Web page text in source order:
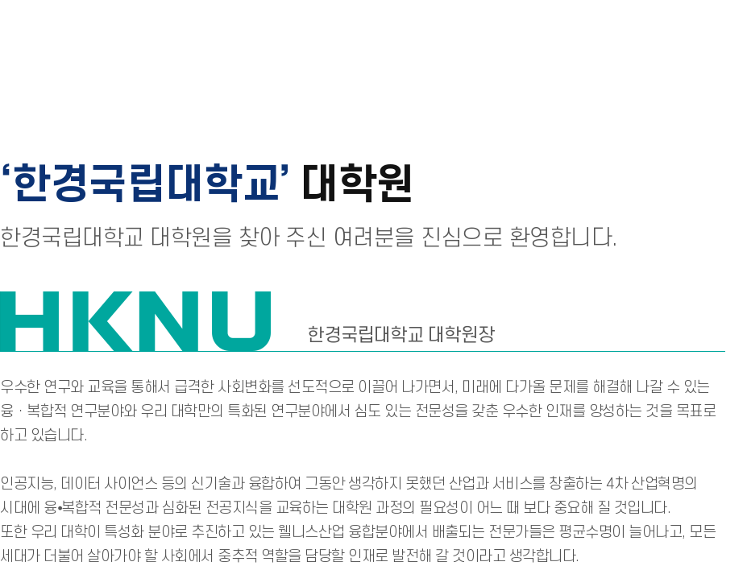
한경국립대학교 대학원
한경국립대학교 대학원을 찾아 주신 여려분을 진심으로 환영합니다.
한경국립대학교 대학원장
우수한 연구와 교육을 통해서 급격한 사회변화를 선도적으로 이끌어 나가면서, 미래에 다가올 문제를 해결해 나갈 수 있는
융ㆍ복합적 연구분야와 우리 대학만의 특화된 연구분야에서 심도 있는 전문성을 갖춘 우수한 인재를 양성하는 것을 목표로
하고 있습니다.
인공지능, 데이터 사이언스 등의 신기술과 융합하여 그동안 생각하지 못했던 산업과 서비스를 창출하는 4차 산업혁명의
시대에 융⦁복합적 전문성과 심화된 전공지식을 교육하는 대학원 과정의 필요성이 어느 때 보다 중요해 질 것입니다.
또한 우리 대학이 특성화 분야로 추진하고 있는 웰니스산업 융합분야에서 배출되는 전문가들은 평균수명이 늘어나고, 모든
세대가 더불어 살아가야 할 사회에서 중추적 역할을 담당할 인재로 발전해 갈 것이라고 생각합니다.